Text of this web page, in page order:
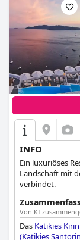
INFO
Ein luxuriöses
Landschaft mit
verbindet.
Von KI
Das Katikies
(Katikies